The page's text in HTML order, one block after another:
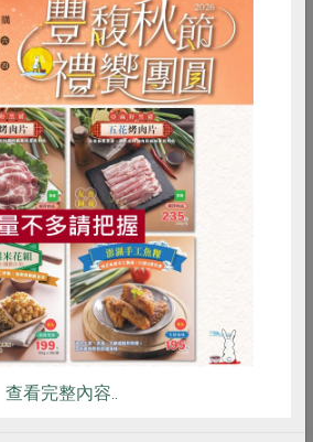
食譜 減硝酸鹽
安 共同購買
查看完整內容..